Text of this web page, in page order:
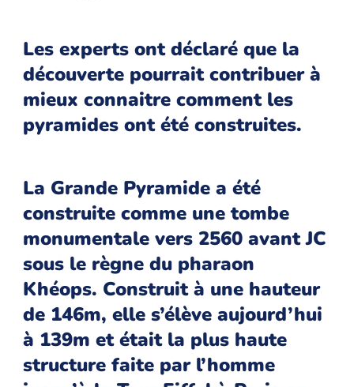
Les experts ont déclaré que la
découverte pourrait contribuer à
mieux connaitre comment les
pyramides ont été construites.
La Grande Pyramide a été
construite comme une tombe
monumentale vers 2560 avant JC
sous le règne du pharaon
Khéops. Construit à une hauteur
de 146m, elle s’élève aujourd’hui
à 139m et était la plus haute
structure faite par l’homme